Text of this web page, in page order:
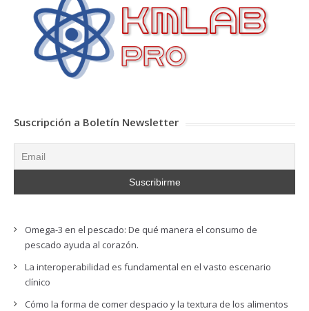
Suscripción a Boletín Newsletter
Omega-3 en el pescado: De qué manera el consumo de
pescado ayuda al corazón.
La interoperabilidad es fundamental en el vasto escenario
clínico
Cómo la forma de comer despacio y la textura de los alimentos